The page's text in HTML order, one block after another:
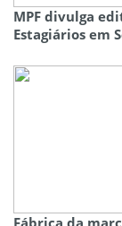
MPF divulga
Estagiários em